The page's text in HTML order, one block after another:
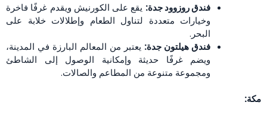
فندق روزوود جدة: يقع على الكورنيش ويقدم غرفًا فاخرة
وخيارات متعددة لتناول الطعام وإطلالات خلابة على
البحر.
فندق هيلتون جدة: يعتبر من المعالم البارزة في المدينة،
ويضم غرفًا حديثة وإمكانية الوصول إلى الشاطئ
ومجموعة متنوعة من المطاعم والصالات.
مكة: